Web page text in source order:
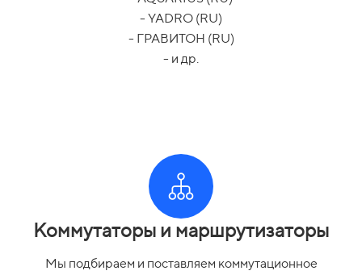
- YADRO (RU)
- ГРАВИТОН (RU)
- и др.
Коммутаторы и маршрутизаторы
Мы подбираем и поставляем коммутационное